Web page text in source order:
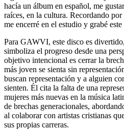
hacía un álbum en español, me
raíces, en la cultura. Recordando
me encerré en el estudio y grabé
Para GAWVI, este disco es
simboliza el progreso desde una
objetivo intencional es cerrar la
más joven se sienta sin
buscan representación y a alguien
sienten. Él cita la falta de una
mujeres más nuevas en la música
de brechas generacionales,
al colaborar con artistas cristianas
sus propias carreras.